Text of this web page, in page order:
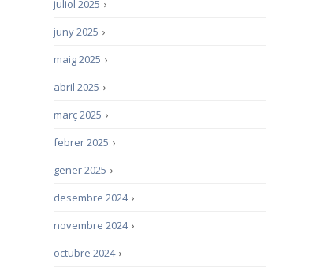
›
juliol 2025
›
juny 2025
›
maig 2025
›
abril 2025
›
març 2025
›
febrer 2025
›
gener 2025
›
desembre 2024
›
novembre 2024
›
octubre 2024